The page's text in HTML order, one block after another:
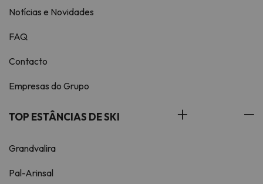
Notícias e Novidades
FAQ
Contacto
Empresas do Grupo
TOP ESTÂNCIAS DE SKI
Grandvalira
Pal-Arinsal